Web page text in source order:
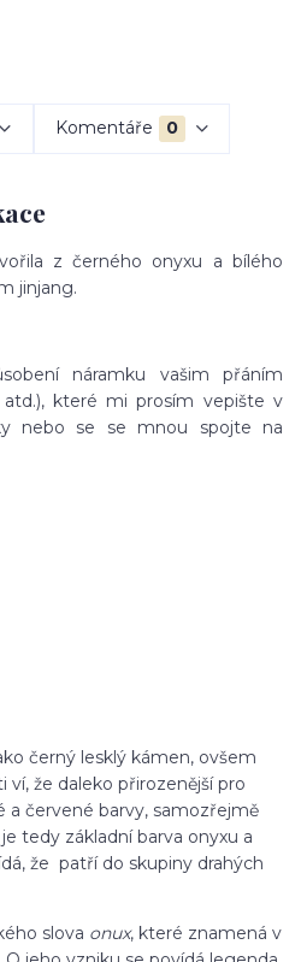
Komentáře 0
z černého onyxu a bílého
jinjang.
náramku vašim přáním
atd.), které mi prosím vepište v
nebo se se mnou spojte na
černý lesklý kámen, ovšem
že daleko přirozenější pro
a červené barvy, samozřejmě
tedy základní barva onyxu a
že patří do skupiny drahých
slova onux, které znamená v